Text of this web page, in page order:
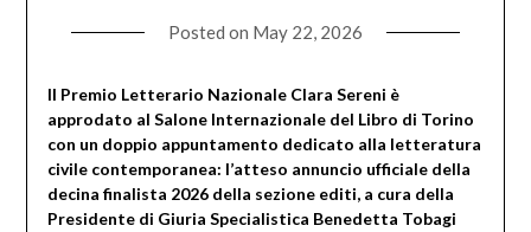
Posted on May 22, 2026
Il Premio Letterario Nazionale Clara Sereni è
approdato al Salone Internazionale del Libro di Torino
con un doppio appuntamento dedicato alla letteratura
civile contemporanea: l’atteso annuncio ufficiale della
decina finalista 2026 della sezione editi, a cura della
Presidente di Giuria Specialistica Benedetta Tobagi